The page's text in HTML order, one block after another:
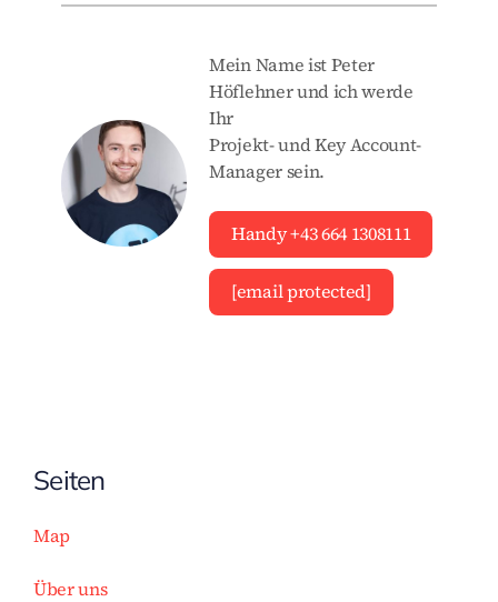
Mein Name ist Peter
Höflehner und ich werde
Ihr
Projekt- und Key Account-
Manager sein.
Handy +43 664 1308111
[email protected]
Seiten
Map
Über uns